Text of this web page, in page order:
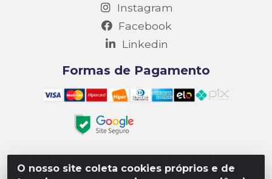
O nosso site coleta cookies próprios e de
Instagram
Facebook
Linkedin
Formas de Pagamento
Matriz R3 Suprimentos - Rua 14, Polo Empresarial Goiás